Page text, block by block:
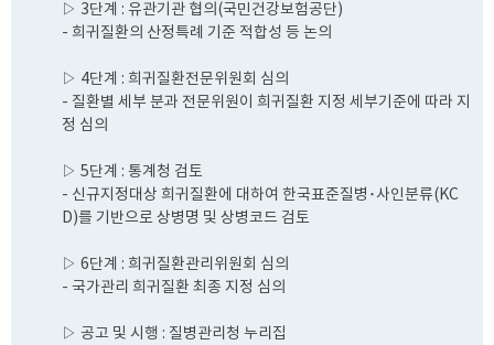
▷ 3단계 : 유관기관 협의(국민건강보험공단)
- 희귀질환의 산정특례 기준 적합성 등 논의
▷ 4단계 : 희귀질환전문위원회 심의
- 질환별 세부 분과 전문위원이 희귀질환 지정 세부기준에 따라 지
정 심의
▷ 5단계 : 통계청 검토
- 신규지정대상 희귀질환에 대하여 한국표준질병･사인분류(KC
D)를 기반으로 상병명 및 상병코드 검토
▷ 6단계 : 희귀질환관리위원회 심의
- 국가관리 희귀질환 최종 지정 심의
▷ 공고 및 시행 : 질병관리청 누리집